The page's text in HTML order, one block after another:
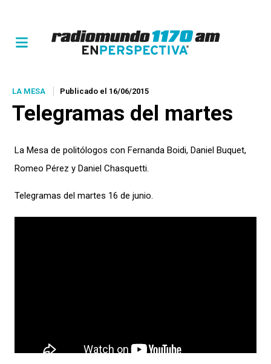
LA MESA Publicado el 16/06/2015
Telegramas del martes
La Mesa de politólogos con Fernanda Boidi, Daniel Buquet,
Romeo Pérez y Daniel Chasquetti.
Telegramas del martes 16 de junio.